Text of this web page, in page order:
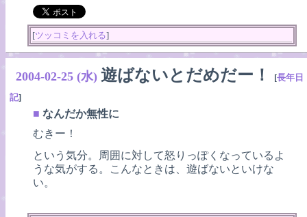
[ツッコミを入れる]
2004-02-25 (水) 遊ばないとだめだー！ [長年日
記]
■ なんだか無性に
むきー！
という気分。周囲に対して怒りっぽくなっているよ
うな気がする。こんなときは、遊ばないといけな
い。